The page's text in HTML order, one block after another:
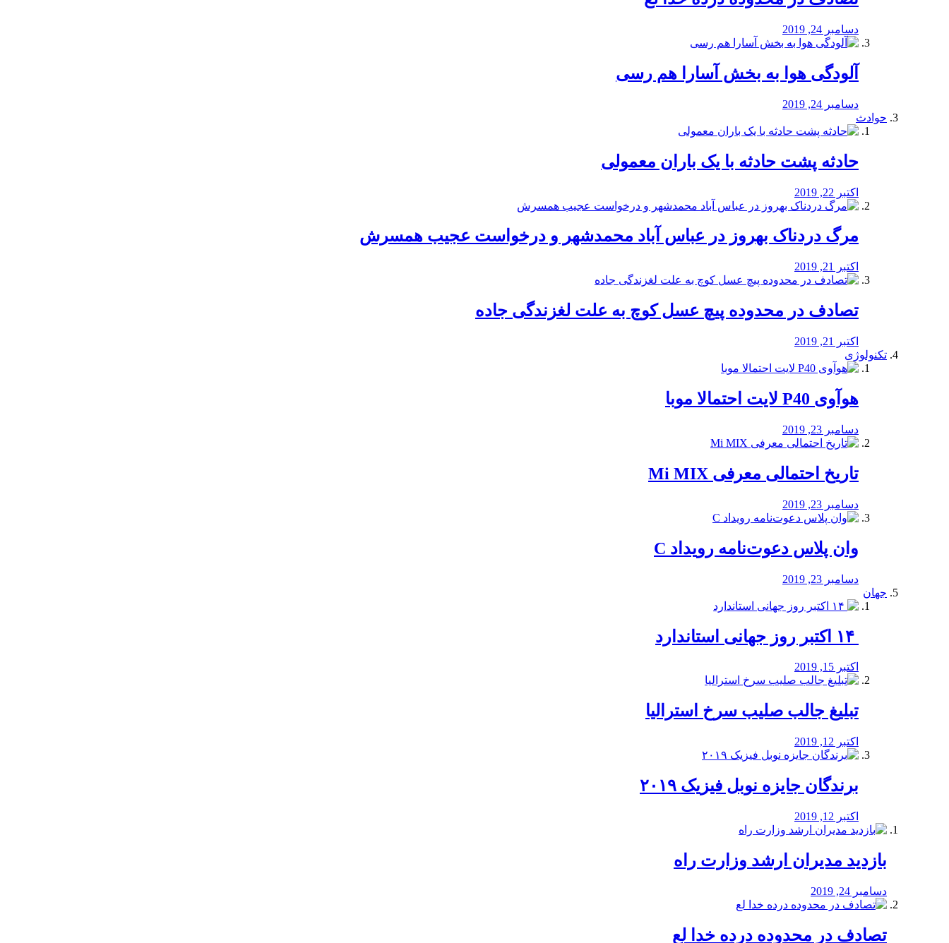
دسامبر 24, 2019
آلودگی هوا به بخش آسارا هم رسی
دسامبر 24, 2019
حوادث
️حادثه پشت حادثه با یک باران معمولی
اکتبر 22, 2019
مرگ دردناک بهروز در عباس آباد محمدشهر و درخواست عجیب همسرش
اکتبر 21, 2019
تصادف در محدوده پیچ عسل کوچ به علت لغزندگی جاده
اکتبر 21, 2019
تکنولوژی
هوآوی P40 لایت احتمالا موبا
دسامبر 23, 2019
تاریخ احتمالی معرفی Mi MIX
دسامبر 23, 2019
وان پلاس دعوت‌نامه رویداد C
دسامبر 23, 2019
جهان
اکتبر 15, 2019
تبلیغ جالب صلیب سرخ استرالیا
اکتبر 12, 2019
برندگان جایزه نوبل فیزیک ۲۰۱۹
اکتبر 12, 2019
بازدید مدیران ارشد وزارت راه
دسامبر 24, 2019
تصادف در محدوده درده خدا لع